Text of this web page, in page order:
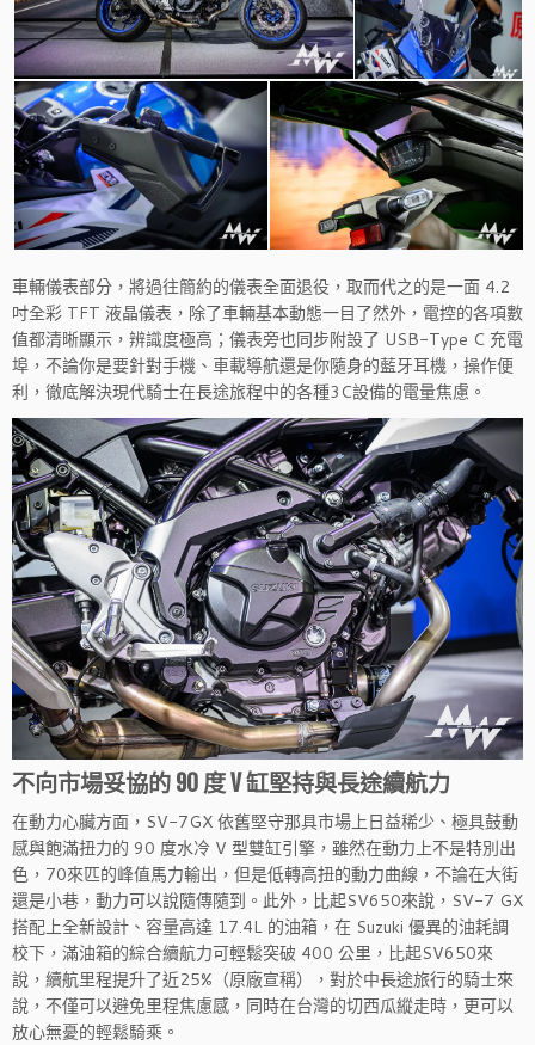
車輛儀表部分，將過往簡約的儀表全面退役，取而代之的是一面 4.2
吋全彩 TFT 液晶儀表，除了車輛基本動態一目了然外，電控的各項數
值都清晰顯示，辨識度極高；儀表旁也同步附設了 USB-Type C 充電
埠，不論你是要針對手機、車載導航還是你隨身的藍牙耳機，操作便
利，徹底解決現代騎士在長途旅程中的各種3C設備的電量焦慮。
不向市場妥協的 90 度 V 缸堅持與長途續航力
在動力心臟方面，SV-7GX 依舊堅守那具市場上日益稀少、極具鼓動
感與飽滿扭力的 90 度水冷 V 型雙缸引擎，雖然在動力上不是特別出
色，70來匹的峰值馬力輸出，但是低轉高扭的動力曲線，不論在大街
還是小巷，動力可以說隨傳隨到。此外，比起SV650來說，SV-7 GX
搭配上全新設計、容量高達 17.4L 的油箱，在 Suzuki 優異的油耗調
校下，滿油箱的綜合續航力可輕鬆突破 400 公里，比起SV650來
說，續航里程提升了近25%（原廠宣稱），對於中長途旅行的騎士來
說，不僅可以避免里程焦慮感，同時在台灣的切西瓜縱走時，更可以
放心無憂的輕鬆騎乘。